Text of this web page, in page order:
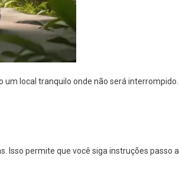
um local tranquilo onde não será interrompido.
Isso permite que você siga instruções passo a